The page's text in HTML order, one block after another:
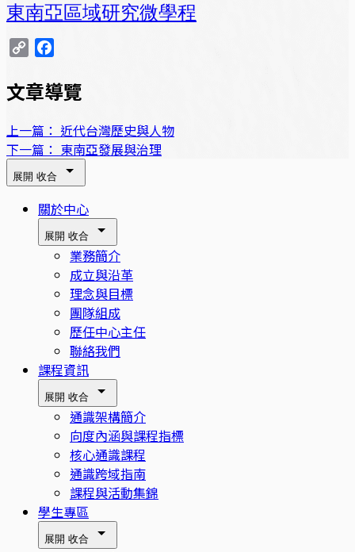
東南亞區域研究微學程
Copy
文章導覽
上一篇： 近代台灣歷史與人物
下一篇： 東南亞發展與治理
展開 收合
關於中心
展開 收合
業務簡介
成立與沿革
理念與目標
團隊組成
歷任中心主任
聯絡我們
課程資訊
展開 收合
通識架構簡介
向度內涵與課程指標
核心通識課程
通識跨域指南
課程與活動集錦
學生專區
展開 收合